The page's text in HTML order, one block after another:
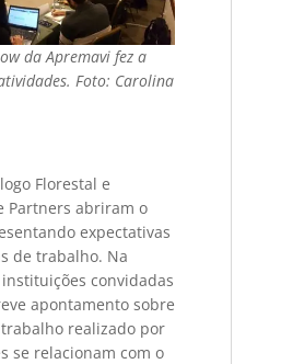
da Apremavi fez a
Foto: Carolina
Florestal e
Partners abriram o
expectativas
de trabalho. Na
convidadas
apontamento sobre
realizado por
se relacionam com o